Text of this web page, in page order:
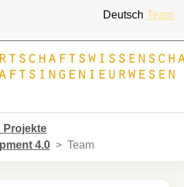
Deutsch Team
Projekte
4.0
Team